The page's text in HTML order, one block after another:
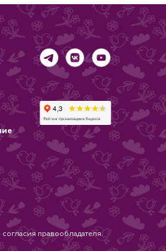
правообладателя.